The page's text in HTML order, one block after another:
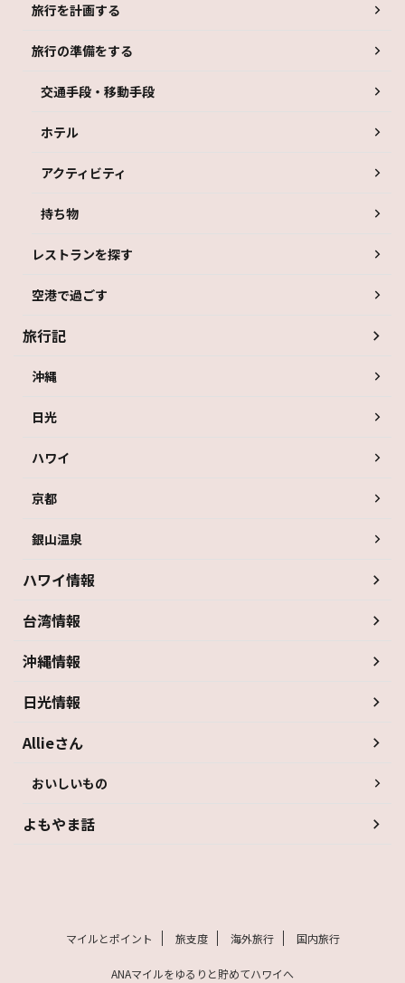
旅行を計画する
旅行の準備をする
交通手段・移動手段
ホテル
アクティビティ
持ち物
レストランを探す
空港で過ごす
旅行記
沖縄
日光
ハワイ
京都
銀山温泉
ハワイ情報
台湾情報
沖縄情報
日光情報
Allieさん
おいしいもの
よもやま話
マイルとポイント 旅支度 海外旅行 国内旅行
ANAマイルをゆるりと貯めてハワイへ